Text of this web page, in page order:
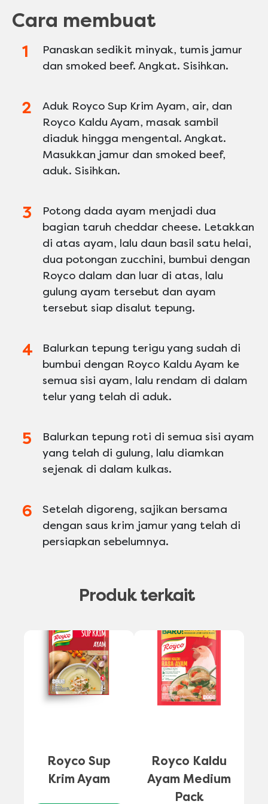
Cara membuat
Panaskan sedikit minyak, tumis jamur
dan smoked beef. Angkat. Sisihkan.
Aduk Royco Sup Krim Ayam, air, dan
Royco Kaldu Ayam, masak sambil
diaduk hingga mengental. Angkat.
Masukkan jamur dan smoked beef,
aduk. Sisihkan.
Potong dada ayam menjadi dua
bagian taruh cheddar cheese. Letakkan
di atas ayam, lalu daun basil satu helai,
dua potongan zucchini, bumbui dengan
Royco dalam dan luar di atas, lalu
gulung ayam tersebut dan ayam
tersebut siap disalut tepung.
Balurkan tepung terigu yang sudah di
bumbui dengan Royco Kaldu Ayam ke
semua sisi ayam, lalu rendam di dalam
telur yang telah di aduk.
Balurkan tepung roti di semua sisi ayam
yang telah di gulung, lalu diamkan
sejenak di dalam kulkas.
Setelah digoreng, sajikan bersama
dengan saus krim jamur yang telah di
persiapkan sebelumnya.
Produk terkait
Royco Sup
Krim Ayam
Royco Kaldu
Ayam Medium
Pack